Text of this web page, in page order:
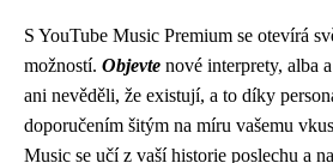
S YouTube Music Premium se otevírá
možností. Objevte nové interprety, alba
ani nevěděli, že existují, a to díky
doporučením šitým na míru vašemu
Music se učí z vaší historie poslechu a